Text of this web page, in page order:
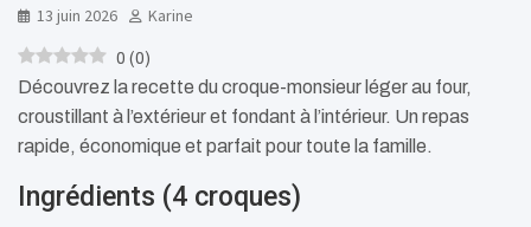
13 juin 2026 Karine
0 (0)
Découvrez la recette du croque-monsieur léger au four,
croustillant à l’extérieur et fondant à l’intérieur. Un repas
rapide, économique et parfait pour toute la famille.
Ingrédients (4 croques)